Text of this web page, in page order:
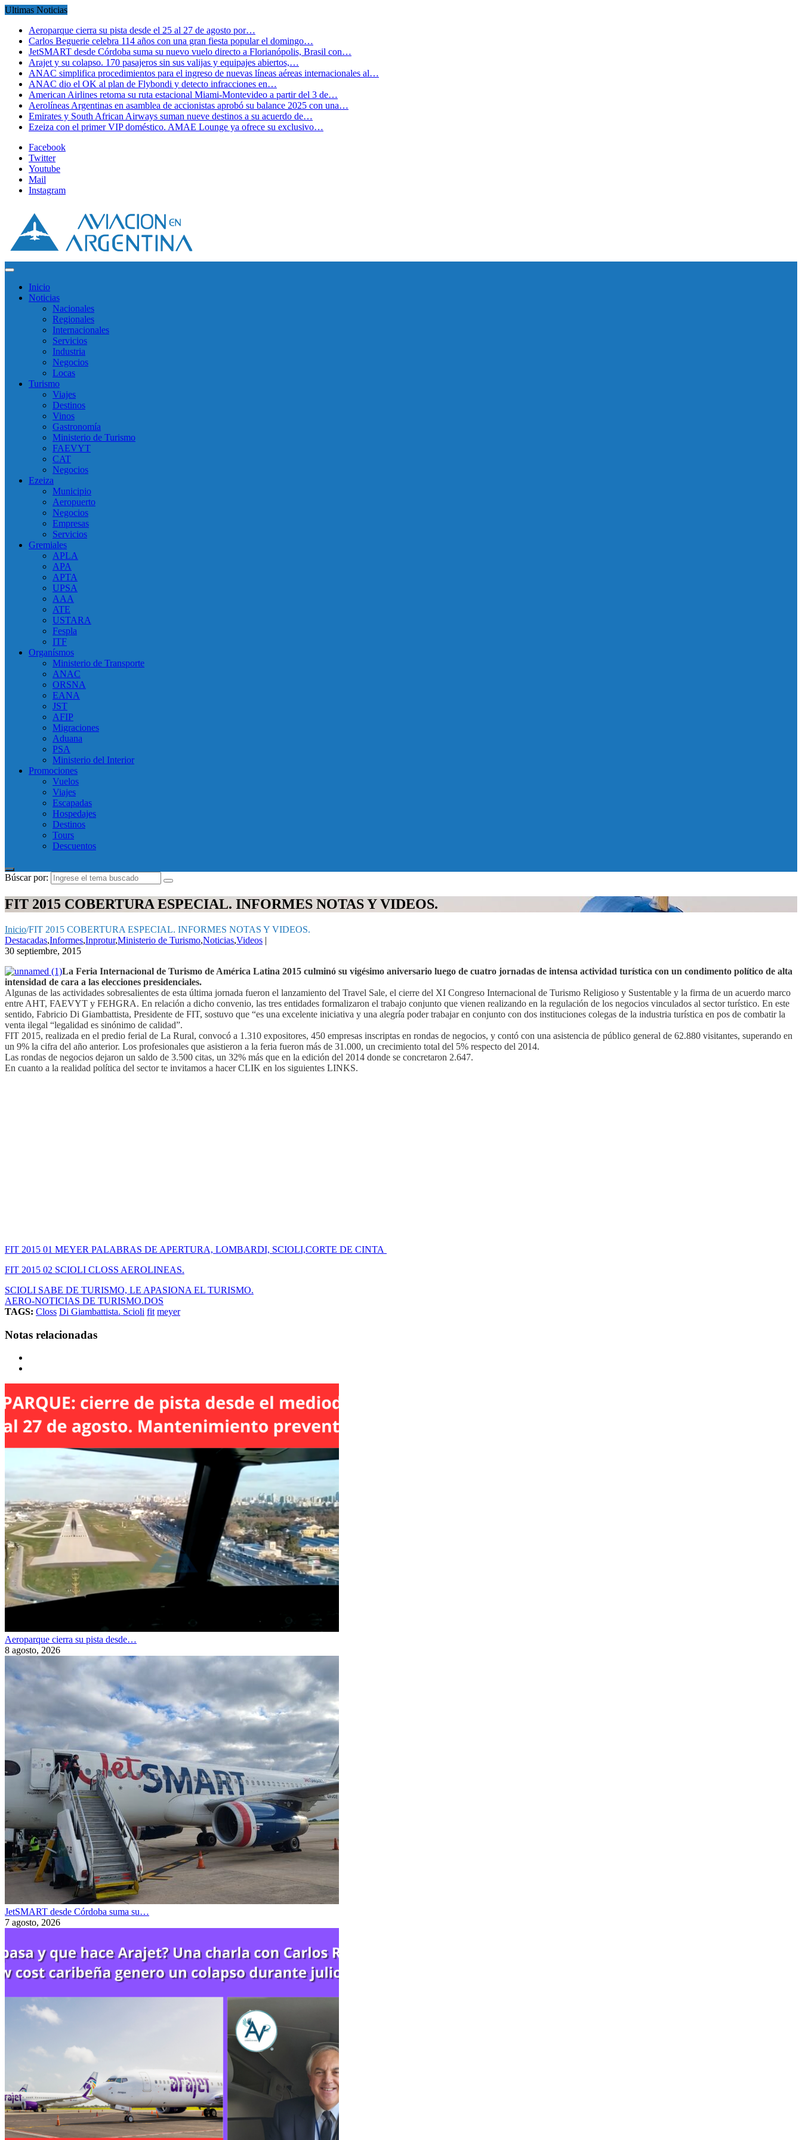
Ultimas Noticias
Aeroparque cierra su pista desde el 25 al 27 de agosto por…
Carlos Beguerie celebra 114 años con una gran fiesta popular el domingo…
JetSMART desde Córdoba suma su nuevo vuelo directo a Florianópolis, Brasil con…
Arajet y su colapso. 170 pasajeros sin sus valijas y equipajes abiertos,…
ANAC simplifica procedimientos para el ingreso de nuevas líneas aéreas internacionales al…
ANAC dio el OK al plan de Flybondi y detecto infracciones en…
American Airlines retoma su ruta estacional Miami-Montevideo a partir del 3 de…
Aerolíneas Argentinas en asamblea de accionistas aprobó su balance 2025 con una…
Emirates y South African Airways suman nueve destinos a su acuerdo de…
Ezeiza con el primer VIP doméstico. AMAE Lounge ya ofrece su exclusivo…
Facebook
Twitter
Youtube
Mail
Instagram
Inicio
Noticias
Nacionales
Regionales
Internacionales
Servicios
Industria
Negocios
Locas
Turismo
Viajes
Destinos
Vinos
Gastronomía
Ministerio de Turismo
FAEVYT
CAT
Negocios
Ezeiza
Municipio
Aeropuerto
Negocios
Empresas
Servicios
Gremiales
APLA
APA
APTA
UPSA
AAA
ATE
USTARA
Fespla
ITF
Organísmos
Ministerio de Transporte
ANAC
ORSNA
EANA
JST
AFIP
Migraciones
Aduana
PSA
Ministerio del Interior
Promociones
Vuelos
Viajes
Escapadas
Hospedajes
Destinos
Tours
Descuentos
Búscar por:
FIT 2015 COBERTURA ESPECIAL. INFORMES NOTAS Y VIDEOS.
Inicio/FIT 2015 COBERTURA ESPECIAL. INFORMES NOTAS Y VIDEOS.
Destacadas,Informes,Inprotur,Ministerio de Turismo,Noticias,Videos |
30 septiembre, 2015
La Feria Internacional de Turismo de América Latina 2015 culminó su vigésimo aniversario luego de cuatro jornadas de intensa actividad turística con un condimento político de alta
intensidad de cara a las elecciones presidenciales.
Algunas de las actividades sobresalientes de esta última jornada fueron el lanzamiento del Travel Sale, el cierre del XI Congreso Internacional de Turismo Religioso y Sustentable y la firma de un acuerdo marco
entre AHT, FAEVYT y FEHGRA. En relación a dicho convenio, las tres entidades formalizaron el trabajo conjunto que vienen realizando en la regulación de los negocios vinculados al sector turístico. En este
sentido, Fabricio Di Giambattista, Presidente de FIT, sostuvo que “es una excelente iniciativa y una alegría poder trabajar en conjunto con dos instituciones colegas de la industria turística en pos de combatir la
venta ilegal “legalidad es sinónimo de calidad”.
FIT 2015, realizada en el predio ferial de La Rural, convocó a 1.310 expositores, 450 empresas inscriptas en rondas de negocios, y contó con una asistencia de público general de 62.880 visitantes, superando en
un 9% la cifra del año anterior. Los profesionales que asistieron a la feria fueron más de 31.000, un crecimiento total del 5% respecto del 2014.
Las rondas de negocios dejaron un saldo de 3.500 citas, un 32% más que en la edición del 2014 donde se concretaron 2.647.
En cuanto a la realidad política del sector te invitamos a hacer CLIK en los siguientes LINKS.
FIT 2015 01 MEYER PALABRAS DE APERTURA, LOMBARDI, SCIOLI,CORTE DE CINTA
FIT 2015 02 SCIOLI CLOSS AEROLINEAS.
SCIOLI SABE DE TURISMO, LE APASIONA EL TURISMO.
AERO-NOTICIAS DE TURISMO.DOS
TAGS: Closs Di Giambattista. Scioli fit meyer
Notas relacionadas
Aeroparque cierra su pista desde…
8 agosto, 2026
JetSMART desde Córdoba suma su…
7 agosto, 2026